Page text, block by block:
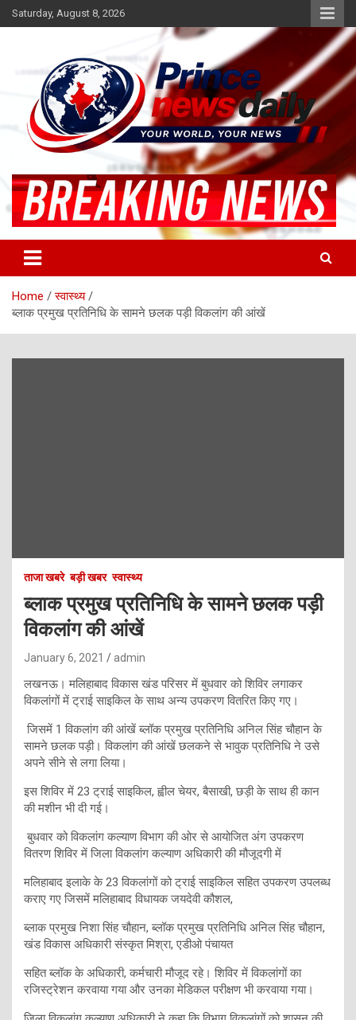
Skip
to
Saturday, August 8, 2026
Princenews Daily
Home
स्वास्थ्य
ब्लाक प्रमुख प्रतिनिधि के सामने छलक पड़ी विकलांग की आंखें
ताजा खबरे बड़ी खबर स्वास्थ्य
ब्लाक प्रमुख प्रतिनिधि के सामने छलक पड़ी
विकलांग की आंखें
January 6, 2021 admin
लखनऊ। मलिहाबाद विकास खंड परिसर में बुधवार को शिविर लगाकर
विकलांगों में ट्राई साइकिल के साथ अन्य उपकरण वितरित किए गए।
जिसमें 1 विकलांग की आंखें ब्लॉक प्रमुख प्रतिनिधि अनिल सिंह चौहान के
सामने छलक पड़ी। विकलांग की आंखें छलकने से भावुक प्रतिनिधि ने उसे
अपने सीने से लगा लिया।
इस शिविर में 23 ट्राई साइकिल, ह्वील चेयर, बैसाखी, छड़ी के साथ ही कान
की मशीन भी दी गई।
बुधवार को विकलांग कल्याण विभाग की ओर से आयोजित अंग उपकरण
वितरण शिविर में जिला विकलांग कल्याण अधिकारी की मौजूदगी में
मलिहाबाद इलाके के 23 विकलांगों को ट्राई साइकिल सहित उपकरण उपलब्ध
कराए गए जिसमें मलिहाबाद विधायक जयदेवी कौशल,
ब्लाक प्रमुख निशा सिंह चौहान, ब्लॉक प्रमुख प्रतिनिधि अनिल सिंह चौहान,
खंड विकास अधिकारी संस्कृत मिश्रा, एडीओ पंचायत
सहित ब्लॉक के अधिकारी, कर्मचारी मौजूद रहे। शिविर में विकलांगों का
रजिस्ट्रेशन करवाया गया और उनका मेडिकल परीक्षण भी करवाया गया।